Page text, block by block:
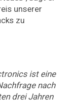
unserer
zu
ist eine
nach
drei Jahren